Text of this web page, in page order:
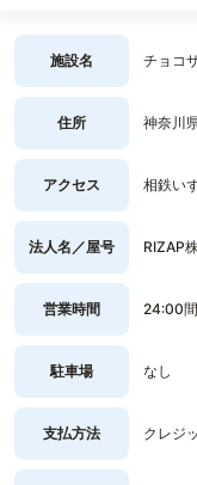
施設名 チョコ
住所 神奈川
アクセス 相鉄い
法人名／屋号 RIZAP
営業時間 24:00間
駐車場 なし
支払方法 クレジ